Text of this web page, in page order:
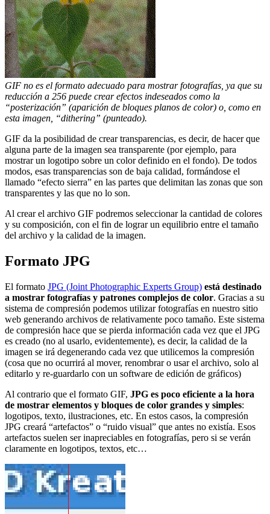
GIF no es el formato adecuado para mostrar fotografías, ya que su
reducción a 256 puede crear efectos indeseados como la
“posterización” (aparición de bloques planos de color) o, como en
esta imagen, “dithering” (punteado).
GIF da la posibilidad de crear transparencias, es decir, de hacer que
alguna parte de la imagen sea transparente (por ejemplo, para
mostrar un logotipo sobre un color definido en el fondo). De todos
modos, esas transparencias son de baja calidad, formándose el
llamado “efecto sierra” en las partes que delimitan las zonas que son
transparentes y las que no lo son.
Al crear el archivo GIF podremos seleccionar la cantidad de colores
y su composición, con el fin de lograr un equilibrio entre el tamaño
del archivo y la calidad de la imagen.
Formato JPG
El formato JPG (Joint Photographic Experts Group) está destinado
a mostrar fotografías y patrones complejos de color. Gracias a su
sistema de compresión podemos utilizar fotografías en nuestro sitio
web generando archivos de relativamente poco tamaño. Este sistema
de compresión hace que se pierda información cada vez que el JPG
es creado (no al usarlo, evidentemente), es decir, la calidad de la
imagen se irá degenerando cada vez que utilicemos la compresión
(cosa que no ocurrirá al mover, renombrar o usar el archivo, solo al
editarlo y re-guardarlo con un software de edición de gráficos)
Al contrario que el formato GIF, JPG es poco eficiente a la hora
de mostrar elementos y bloques de color grandes y simples:
logotipos, texto, ilustraciones, etc. En estos casos, la compresión
JPG creará “artefactos” o “ruido visual” que antes no existía. Esos
artefactos suelen ser inapreciables en fotografías, pero si se verán
claramente en logotipos, textos, etc…